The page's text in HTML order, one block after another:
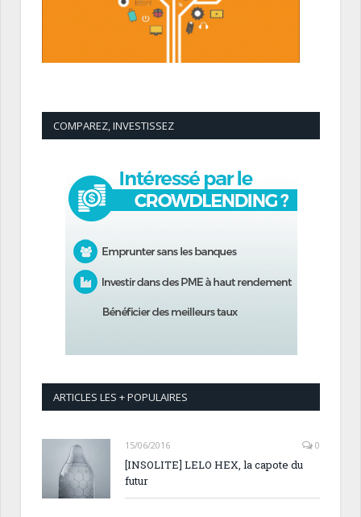
COMPAREZ, INVESTISSEZ
ARTICLES LES + POPULAIRES
15/06/2016 0
[INSOLITE] LELO HEX, la capote du
futur